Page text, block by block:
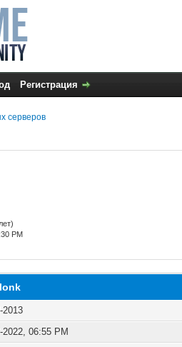
Регистрация
серверов
PM
2013
2022, 06:55 PM